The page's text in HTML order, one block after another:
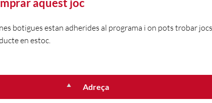
aquest joc
botigues estan adherides al programa i on pots trobar
en estoc.
Adreça